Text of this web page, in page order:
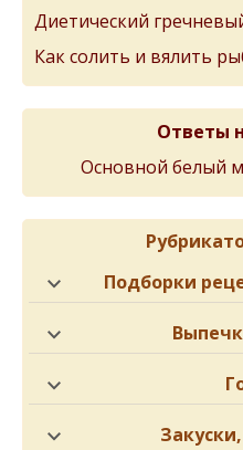
Диетический
Как солить и вялить
Ответы
Основной белый
Подборки